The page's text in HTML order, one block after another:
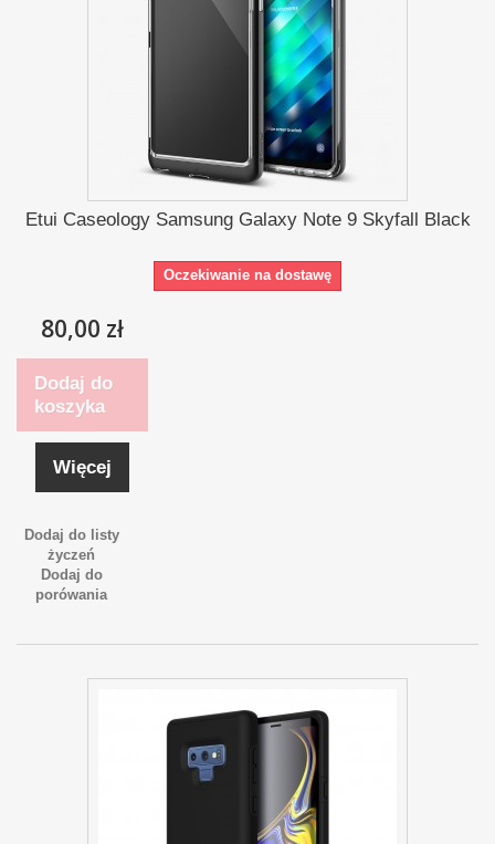
Etui Caseology Samsung Galaxy Note 9 Skyfall Black
Oczekiwanie na dostawę
80,00 zł
Dodaj do
koszyka
Więcej
Dodaj do listy
życzeń
Dodaj do
porówania